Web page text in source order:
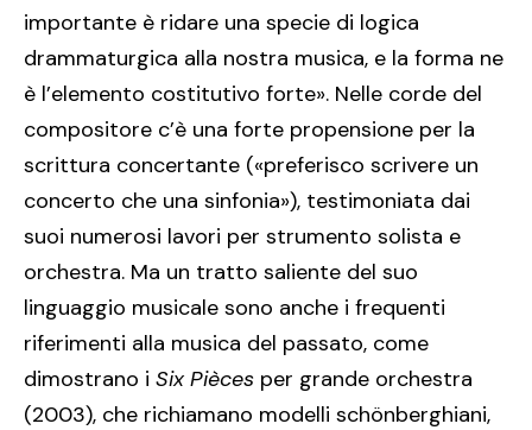
importante è ridare una specie di logica
drammaturgica alla nostra musica, e la forma ne
è l’elemento costitutivo forte». Nelle corde del
compositore c’è una forte propensione per la
scrittura concertante («preferisco scrivere un
concerto che una sinfonia»), testimoniata dai
suoi numerosi lavori per strumento solista e
orchestra. Ma un tratto saliente del suo
linguaggio musicale sono anche i frequenti
riferimenti alla musica del passato, come
dimostrano i Six Pièces per grande orchestra
(2003), che richiamano modelli schönberghiani,